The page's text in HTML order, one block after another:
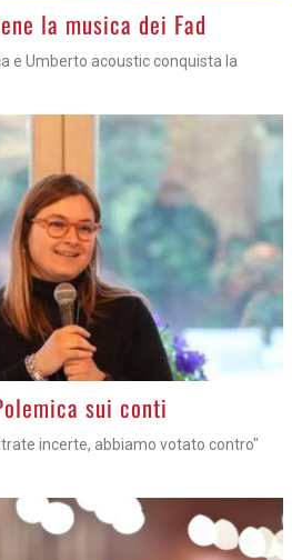
la musica dei Fad
e Umberto acoustic conquista la
sui conti
incerte, abbiamo votato contro"